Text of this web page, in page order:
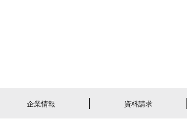
企業情報 資料請求